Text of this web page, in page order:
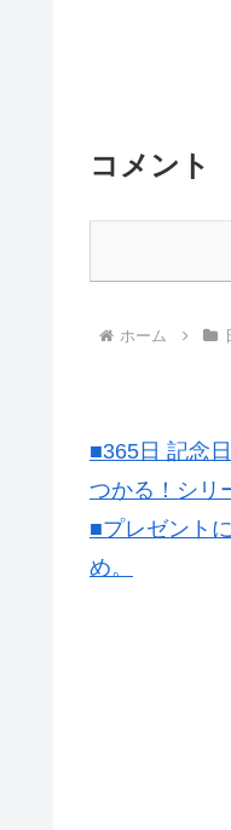
コメント
ホーム
■365日 記念
つかる！シリ
■プレゼント
め。